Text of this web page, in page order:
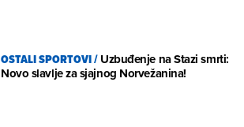
OSTALI SPORTOVI/Uzbuđenje na Stazi smrti:
Novo slavlje za sjajnog Norvežanina!